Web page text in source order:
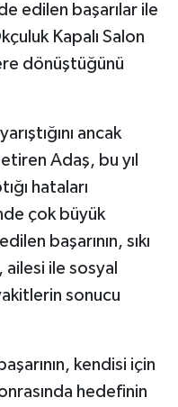
edilen başarılar ile
Kapalı Salon
dönüştüğünü
ancak
Adaş, bu yıl
hataları
çok büyük
başarının, sıkı
ailesi ile sosyal
sonucu
kendisi için
hedefinin